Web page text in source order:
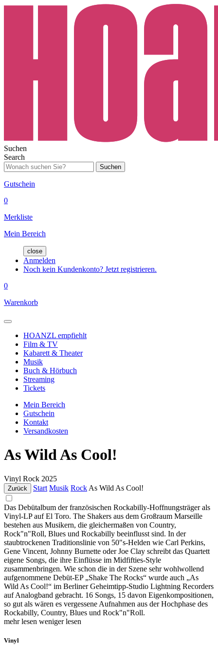
Suchen
Search
Suchen
Gutschein
0
Merkliste
Mein Bereich
close
Anmelden
Noch kein Kundenkonto? Jetzt registrieren.
0
Warenkorb
HOANZL empfiehlt
Film & TV
Kabarett & Theater
Musik
Buch & Hörbuch
Streaming
Tickets
Mein Bereich
Gutschein
Kontakt
Versandkosten
As Wild As Cool!
Vinyl Rock 2025
Zurück Start Musik Rock As Wild As Cool!
Das Debütalbum der französischen Rockabilly-Hoffnungsträger als
Vinyl-LP auf El Toro. The Shakers aus dem Großraum Marseille
bestehen aus Musikern, die gleichermaßen von Country,
Rock"n"Roll, Blues und Rockabilly beeinflusst sind. In der
staubtrockenen Traditionslinie von 50"s-Helden wie Carl Perkins,
Gene Vincent, Johnny Burnette oder Joe Clay schreibt das Quartett
eigene Songs, die ihre Einflüsse im Midfifties-Style
zusammenbringen. Wie schon die in der Szene sehr wohlwollend
aufgenommene Debüt-EP „Shake The Rocks“ wurde auch „As
Wild As Cool!“ im Berliner Geheimtipp-Studio Lightning Recorders
auf Analogband gebracht. 16 Songs, 15 davon Eigenkompositionen,
so gut als wären es vergessene Aufnahmen aus der Hochphase des
Rockabilly, Country, Blues und Rock"n"Roll.
mehr lesen weniger lesen
Vinyl